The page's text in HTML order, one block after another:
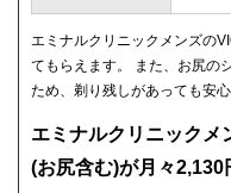
エミナルクリニックメンズの
てもらえます。 また、お尻の
ため、剃り残しがあっても安心
エミナルクリニックメ
(お尻含む)が月々2,130